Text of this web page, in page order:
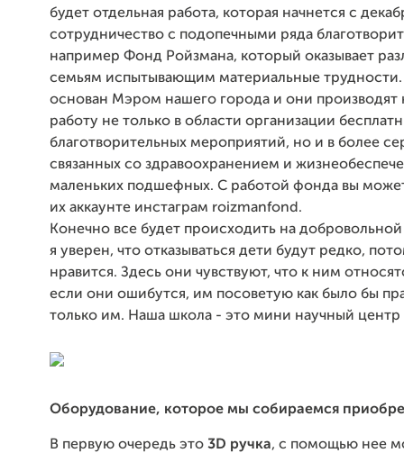
будет отдельная работа, которая начнется с
сотрудничество с подопечными ряда
например Фонд Ройзмана, который оказывает
семьям испытывающим материальные
основан Мэром нашего города и они производят
работу не только в области организации
благотворительных мероприятий, но и в более
связанных со здравоохранением и
маленьких подшефных. С работой фонда вы
их аккаунте инстаграм roizmanfond.
Конечно все будет происходить на
я уверен, что отказываться дети будут редко,
нравится. Здесь они чувствуют, что к ним
если они ошибутся, им посоветую как было бы
только им. Наша школа - это мини научный центр
Оборудование, которое мы собираемся
В первую очередь это 3D ручка, с помощью нее